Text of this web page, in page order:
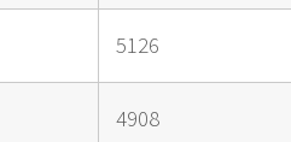
5126
4908